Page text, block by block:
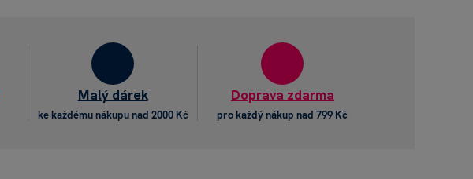
Malý dárek
ke každému nákupu nad 2000 Kč
Doprava zdarma
pro každý nákup nad 799 Kč